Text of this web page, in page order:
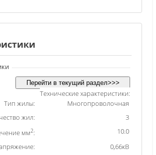
Технические характеристики:
Тип жилы:
Многопроволочная
жил:
3
мм2:
10.0
0,66кВ